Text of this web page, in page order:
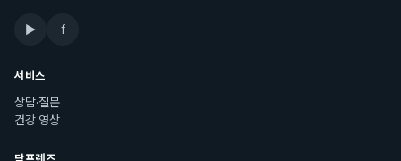
▶ f
서비스
상담·질문
건강 영상